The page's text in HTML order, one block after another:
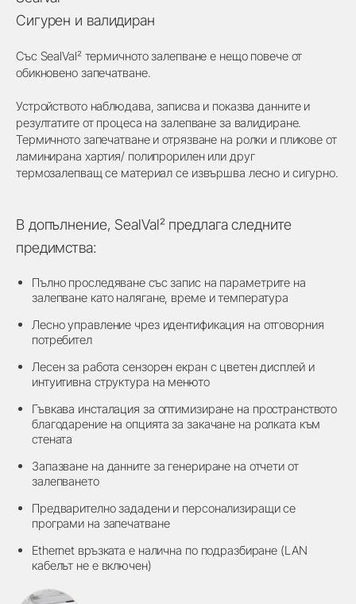
Сигурен и валидиран
Със SealVal² термичното залепване е нещо повече от
обикновено запечатване.
Устройството наблюдава, записва и показва данните и
резултатите от процеса на залепване за валидиране.
Термичното запечатване и отрязване на ролки и пликове от
ламинирана хартия/ полипрорилен или друг
термозалeпващ се материал се извършва лесно и сигурно.
В допълнение, SealVal² предлага следните
предимства:
Пълно проследяване със запис на параметрите на
залепване като налягане, време и температура
Лесно управление чрез идентификация на отговорния
потребител
Лесен за работа сензорен екран с цветен дисплей и
интуитивна структура на менюто
Гъвкава инсталация за оптимизиране на пространството
благодарение на опцията за закачане на ролката към
стената
Запазване на данните за генериране на отчети от
залепването
Предварително зададени и персонализиращи се
програми на запечатване
Ethernet връзката е налична по подразбиране (LAN
кабелът не е включен)